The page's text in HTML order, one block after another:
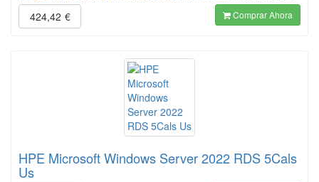
424,42 € Comprar Ahora
HPE Microsoft Windows Server 2022 RDS 5Cals
Us